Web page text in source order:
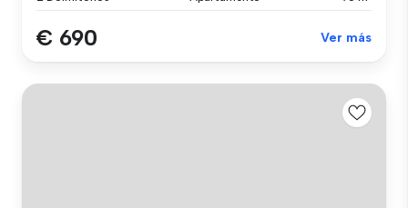
€ 690 Ver más